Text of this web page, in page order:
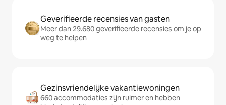
Geverifieerde recensies van gasten
Meer dan 29.680 geverifieerde recensies om je op
weg te helpen
Gezinsvriendelijke vakantiewoningen
660 accommodaties zijn ruimer en hebben